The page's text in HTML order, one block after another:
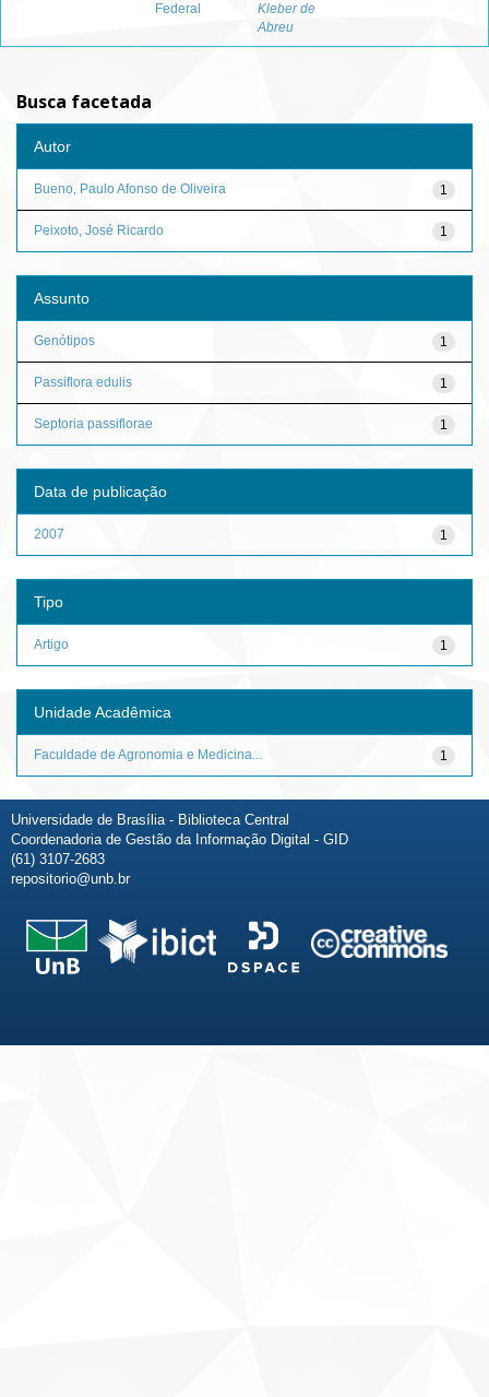
Federal
Kleber de
Abreu
Busca facetada
Autor
1
Bueno, Paulo Afonso de Oliveira
1
Peixoto, José Ricardo
Assunto
1
Genótipos
1
Passiflora edulis
1
Septoria passiflorae
Data de publicação
1
2007
Tipo
1
Artigo
Unidade Acadêmica
1
Faculdade de Agronomia e Medicina...
Universidade de Brasília - Biblioteca Central
Coordenadoria de Gestão da Informação Digital - GID
(61) 3107-2683
repositorio@unb.br